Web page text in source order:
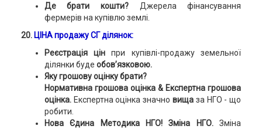
Де брати кошти? Джерела фінансування
фермерів на купівлю землі.
20. ЦІНА продажу СГ ділянок:
Реєстрація цін при купівлі-продажу земельної
ділянки буде обов’язковою.
Яку грошову оцінку брати?
Нормативна грошова оцінка & Експертна грошова
оцінка. Експертна оцінка значно вища за НГО - що
робити.
Нова Єдина Методика НГО!
Зміна НГО.Зміна